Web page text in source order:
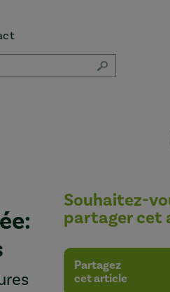
Souhaitez-
partager cet
Partagez
cet article